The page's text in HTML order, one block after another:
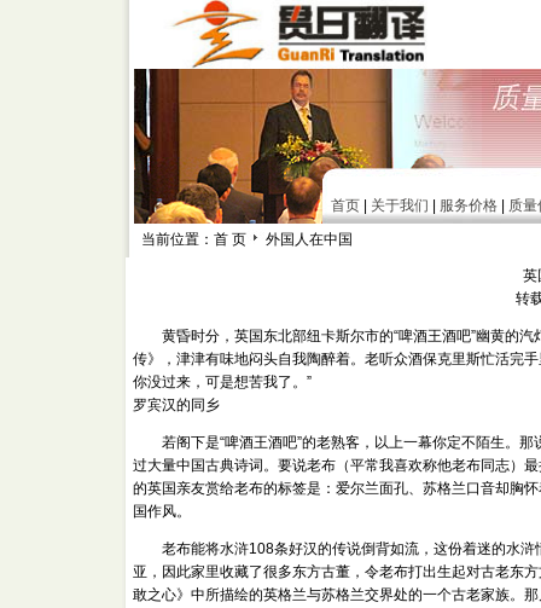
首页 关于我们 服务价格
质量
当前位置：首 页
外国人在中国
英
转
黄昏时分，英国东北部纽卡斯尔市的“啤酒王酒吧”幽黄的汽
传》，津津有味地闷头自我陶醉着。老听众酒保克里斯忙活完
你没过来，可是想苦我了。”
罗宾汉的同乡
若阁下是“啤酒王酒吧”的老熟客，以上一幕你定不陌生。那
过大量中国古典诗词。要说老布（平常我喜欢称他老布同志）
的英国亲友赏给老布的标签是：爱尔兰面孔、苏格兰口音却胸
国作风。
老布能将水浒108条好汉的传说倒背如流，这份着迷的水浒
亚，因此家里收藏了很多东方古董，令老布打出生起对古老东
敢之心》中所描绘的英格兰与苏格兰交界处的一个古老家族。